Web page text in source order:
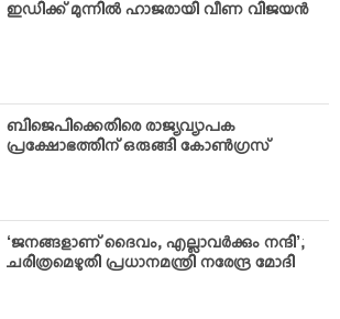
ഇഡിക്ക് മുന്നില്‍ ഹാജരായി വീണ വിജയന്‍
ബിജെപിക്കെതിരെ രാജ്യവ്യാപക
പ്രക്ഷോഭത്തിന് ഒരുങ്ങി കോണ്‍ഗ്രസ്
‘ജനങ്ങളാണ് ദൈവം, എല്ലാവര്‍ക്കും നന്ദി’;
ചരിത്രമെഴുതി പ്രധാനമന്ത്രി നരേന്ദ്ര മോദി